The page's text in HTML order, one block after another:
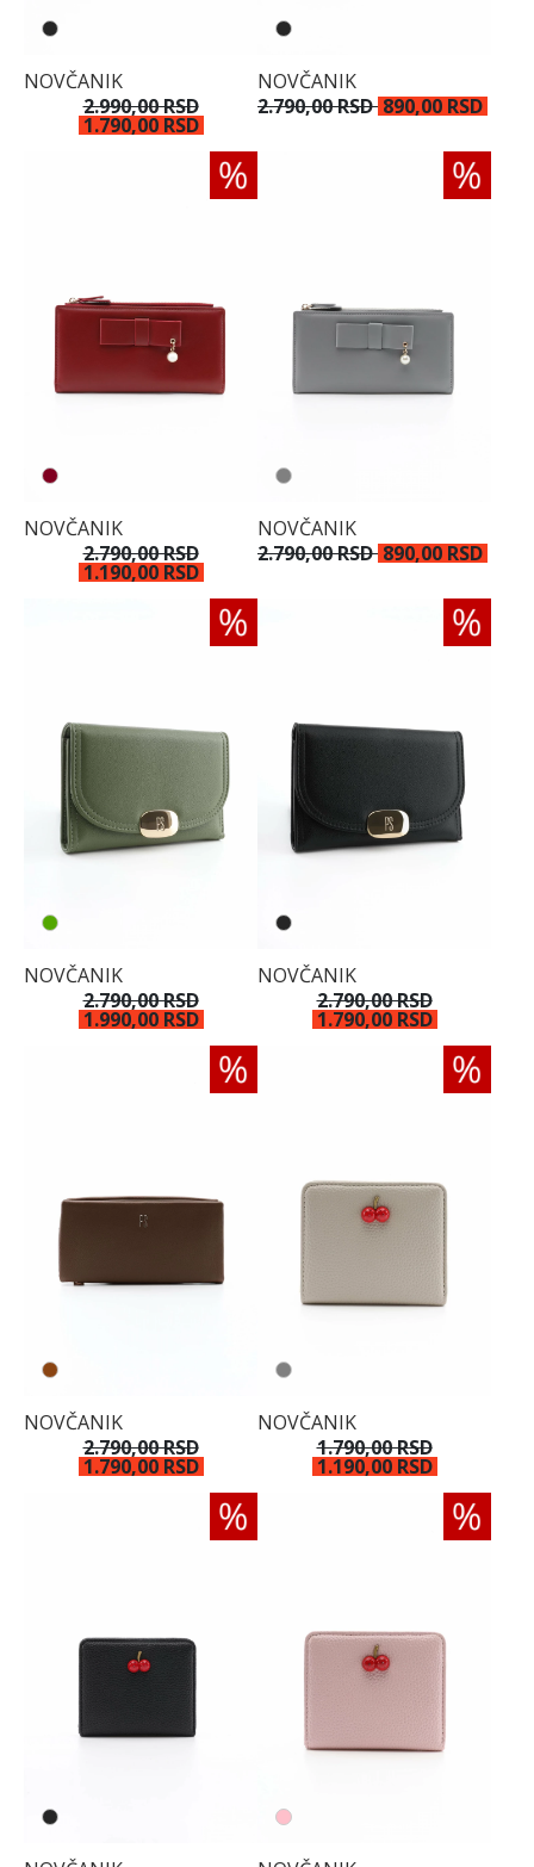
NOVČANIK
2.990,00 RSD
1.790,00 RSD
NOVČANIK
2.790,00 RSD 890,00 RSD
NOVČANIK
2.790,00 RSD
1.190,00 RSD
NOVČANIK
2.790,00 RSD 890,00 RSD
NOVČANIK
2.790,00 RSD
1.990,00 RSD
NOVČANIK
2.790,00 RSD
1.790,00 RSD
NOVČANIK
2.790,00 RSD
1.790,00 RSD
NOVČANIK
1.790,00 RSD
1.190,00 RSD